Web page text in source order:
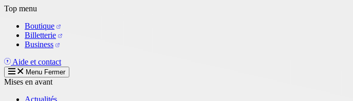
Aller
contenu
principal
Top menu
Boutique
Billetterie
Business
Aide et contact
Menu Fermer
Mises en avant
Actualités